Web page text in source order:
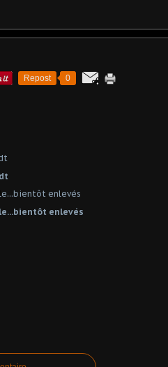
Repost 0
enlevés